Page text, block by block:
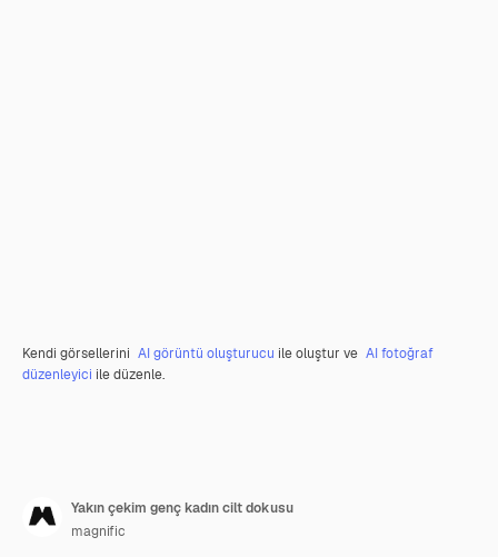
Kendi görsellerini AI görüntü oluşturucu ile oluştur ve AI fotoğraf
düzenleyici ile düzenle.
Yakın çekim genç kadın cilt dokusu
magnific